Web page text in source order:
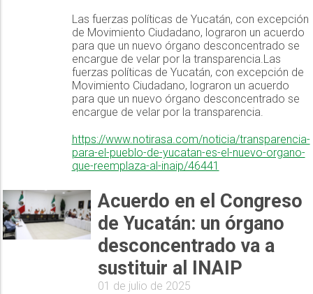
Las fuerzas políticas de Yucatán, con excepción
de Movimiento Ciudadano, lograron un acuerdo
para que un nuevo órgano desconcentrado se
encargue de velar por la transparencia.Las
fuerzas políticas de Yucatán, con excepción de
Movimiento Ciudadano, lograron un acuerdo
para que un nuevo órgano desconcentrado se
encargue de velar por la transparencia.
https://www.notirasa.com/noticia/transparencia-
para-el-pueblo-de-yucatan-es-el-nuevo-organo-
que-reemplaza-al-inaip/46441
Acuerdo en el Congreso
de Yucatán: un órgano
desconcentrado va a
sustituir al INAIP
01 de julio de 2025